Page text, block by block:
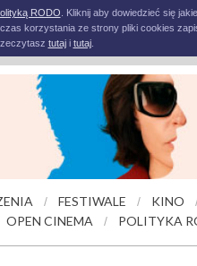
RODO . Kliknij aby dowiedzieć się
korzystania ze strony pliki cookies
tutaji tutaj.
/ FESTIWALE / KINO
OPEN CINEMA / POLITYKA